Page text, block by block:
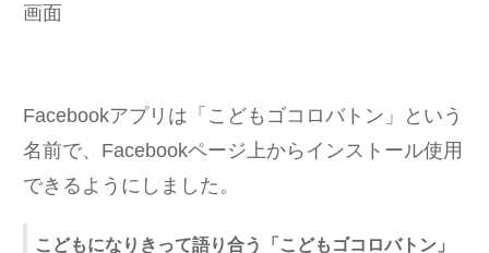
画面
Facebookアプリは「こどもゴコロバトン」という
名前で、Facebookページ上からインストール使用
できるようにしました。
こどもになりきって語り合う「こどもゴコロバトン」